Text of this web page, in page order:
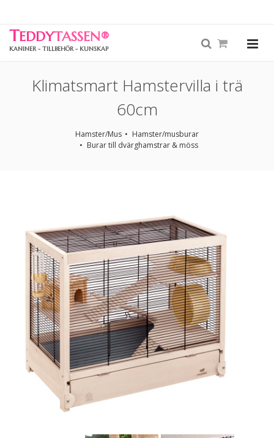
TEDDYTASSEN®
KANINER - TILLBEHÖR - KUNSKAP
Klimatsmart Hamstervilla i trä
60cm
Hamster/Mus
Hamster/musburar
Burar till dvärghamstrar & möss